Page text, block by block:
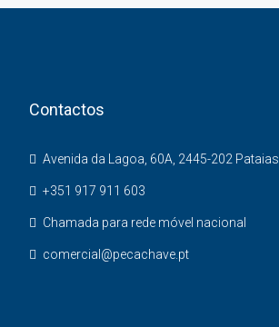
Contactos
Avenida da Lagoa, 60A, 2445-202 Pataias
+351 917 911 603
Chamada para rede móvel nacional
comercial@pecachave.pt